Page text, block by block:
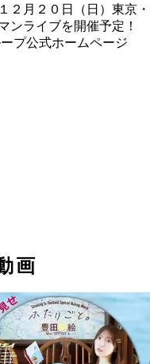
２月２０日（日）東京・
ライブを開催予定！
プ公式ホームページ
画